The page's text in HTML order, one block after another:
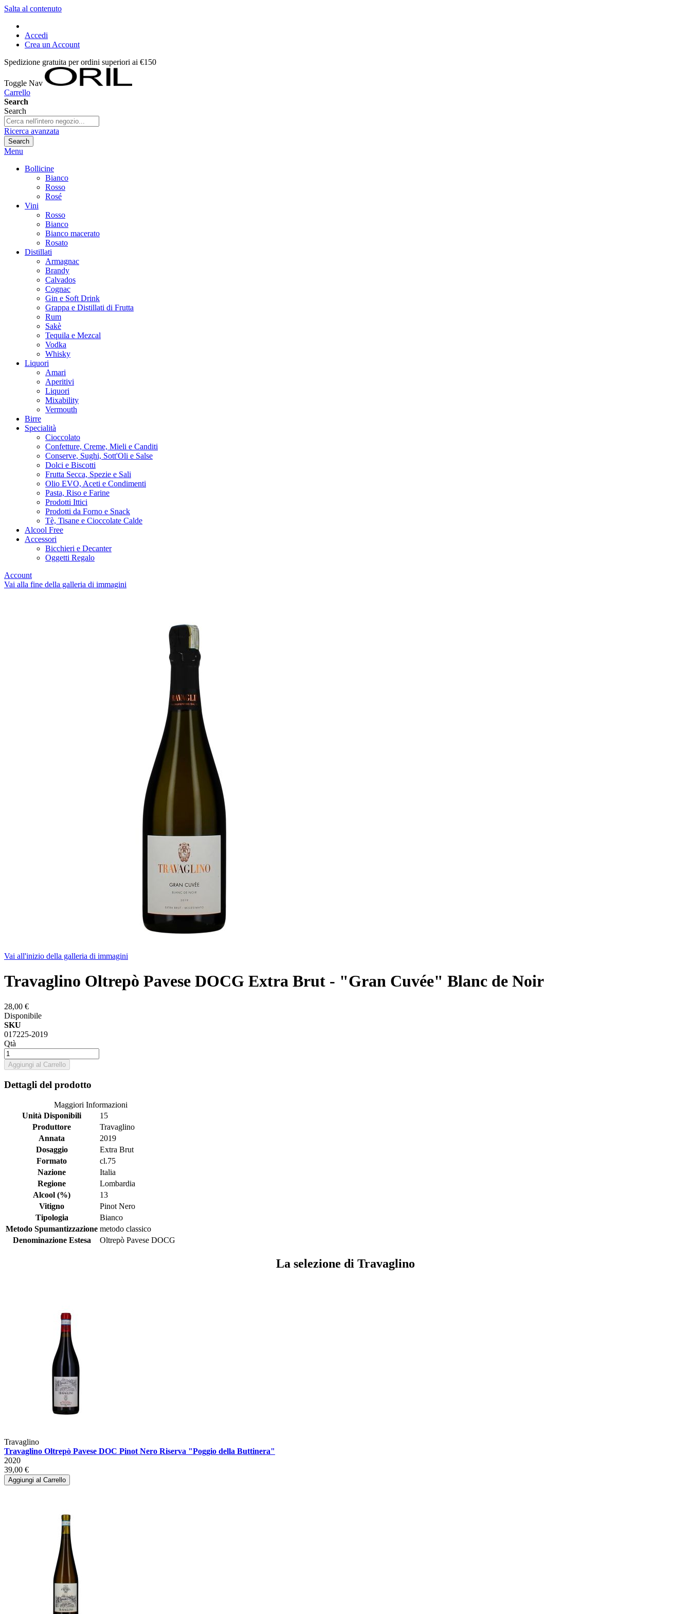
Salta al contenuto
Accedi
Crea un Account
Spedizione gratuita per ordini superiori ai €150
Toggle Nav
Carrello
Search
Search
Ricerca avanzata
Search
Menu
Bollicine
Bianco
Rosso
Rosé
Vini
Rosso
Bianco
Bianco macerato
Rosato
Distillati
Armagnac
Brandy
Calvados
Cognac
Gin e Soft Drink
Grappa e Distillati di Frutta
Rum
Sakè
Tequila e Mezcal
Vodka
Whisky
Liquori
Amari
Aperitivi
Liquori
Mixability
Vermouth
Birre
Specialità
Cioccolato
Confetture, Creme, Mieli e Canditi
Conserve, Sughi, Sott'Oli e Salse
Dolci e Biscotti
Frutta Secca, Spezie e Sali
Olio EVO, Aceti e Condimenti
Pasta, Riso e Farine
Prodotti Ittici
Prodotti da Forno e Snack
Tè, Tisane e Cioccolate Calde
Alcool Free
Accessori
Bicchieri e Decanter
Oggetti Regalo
Account
Vai alla fine della galleria di immagini
Vai all'inizio della galleria di immagini
Travaglino Oltrepò Pavese DOCG Extra Brut - "Gran Cuvée" Blanc de Noir
28,00 €
Disponibile
SKU
017225-2019
Qtà
Aggiungi al Carrello
Dettagli del prodotto
Maggiori Informazioni
Unità Disponibili
15
Produttore
Travaglino
Annata
2019
Dosaggio
Extra Brut
Formato
cl.75
Nazione
Italia
Regione
Lombardia
Alcool (%)
13
Vitigno
Pinot Nero
Tipologia
Bianco
Metodo Spumantizzazione metodo classico
Denominazione Estesa
Oltrepò Pavese DOCG
La selezione di Travaglino
Travaglino
Travaglino Oltrepò Pavese DOC Pinot Nero Riserva "Poggio della Buttinera"
2020
39,00 €
Aggiungi al Carrello